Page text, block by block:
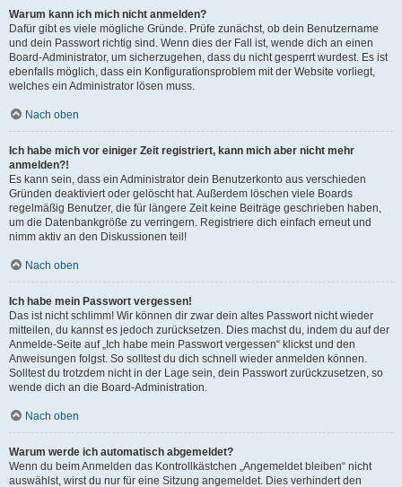
Warum kann ich mich nicht anmelden?
Dafür gibt es viele mögliche Gründe. Prüfe zunächst, ob dein Benutzername
und dein Passwort richtig sind. Wenn dies der Fall ist, wende dich an einen
Board-Administrator, um sicherzugehen, dass du nicht gesperrt wurdest. Es ist
ebenfalls möglich, dass ein Konfigurationsproblem mit der Website vorliegt,
welches ein Administrator lösen muss.
Nach oben
Ich habe mich vor einiger Zeit registriert, kann mich aber nicht mehr
anmelden?!
Es kann sein, dass ein Administrator dein Benutzerkonto aus verschieden
Gründen deaktiviert oder gelöscht hat. Außerdem löschen viele Boards
regelmäßig Benutzer, die für längere Zeit keine Beiträge geschrieben haben,
um die Datenbankgröße zu verringern. Registriere dich einfach erneut und
nimm aktiv an den Diskussionen teil!
Nach oben
Ich habe mein Passwort vergessen!
Das ist nicht schlimm! Wir können dir zwar dein altes Passwort nicht wieder
mitteilen, du kannst es jedoch zurücksetzen. Dies machst du, indem du auf der
Anmelde-Seite auf „Ich habe mein Passwort vergessen“ klickst und den
Anweisungen folgst. So solltest du dich schnell wieder anmelden können.
Solltest du trotzdem nicht in der Lage sein, dein Passwort zurückzusetzen, so
wende dich an die Board-Administration.
Nach oben
Warum werde ich automatisch abgemeldet?
Wenn du beim Anmelden das Kontrollkästchen „Angemeldet bleiben“ nicht
auswählst, wirst du nur für eine Sitzung angemeldet. Dies verhindert den